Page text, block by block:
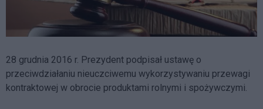
28 grudnia 2016 r. Prezydent podpisał ustawę o
przeciwdziałaniu nieuczciwemu wykorzystywaniu przewagi
kontraktowej w obrocie produktami rolnymi i spożywczymi.